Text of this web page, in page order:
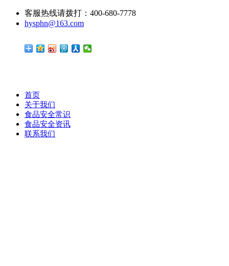
客服热线请拨打：400-680-7778
hysphn@163.com
首页
关于我们
食品安全常识
食品安全资讯
联系我们